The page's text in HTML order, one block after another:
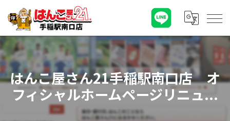
はんこ屋さん21手稲駅南口店 オ
フィシャルホームページリニュ...